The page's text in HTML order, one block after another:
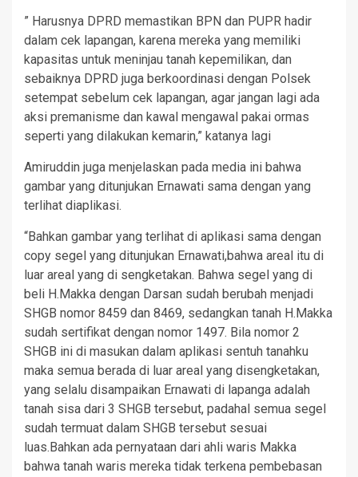
” Harusnya DPRD memastikan BPN dan PUPR hadir
dalam cek lapangan, karena mereka yang memiliki
kapasitas untuk meninjau tanah kepemilikan, dan
sebaiknya DPRD juga berkoordinasi dengan Polsek
setempat sebelum cek lapangan, agar jangan lagi ada
aksi premanisme dan kawal mengawal pakai ormas
seperti yang dilakukan kemarin,” katanya lagi
Amiruddin juga menjelaskan pada media ini bahwa
gambar yang ditunjukan Ernawati sama dengan yang
terlihat diaplikasi.
“Bahkan gambar yang terlihat di aplikasi sama dengan
copy segel yang ditunjukan Ernawati,bahwa areal itu di
luar areal yang di sengketakan. Bahwa segel yang di
beli H.Makka dengan Darsan sudah berubah menjadi
SHGB nomor 8459 dan 8469, sedangkan tanah H.Makka
sudah sertifikat dengan nomor 1497. Bila nomor 2
SHGB ini di masukan dalam aplikasi sentuh tanahku
maka semua berada di luar areal yang disengketakan,
yang selalu disampaikan Ernawati di lapanga adalah
tanah sisa dari 3 SHGB tersebut, padahal semua segel
sudah termuat dalam SHGB tersebut sesuai
luas.Bahkan ada pernyataan dari ahli waris Makka
bahwa tanah waris mereka tidak terkena pembebasan